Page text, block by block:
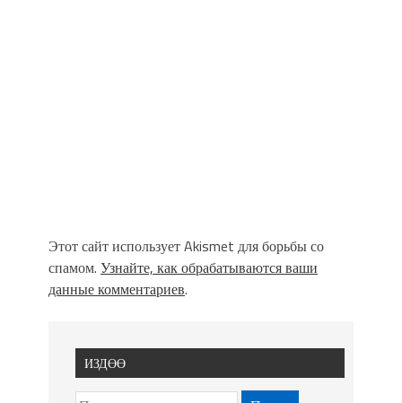
Этот сайт использует Akismet для борьбы со
спамом. Узнайте, как обрабатываются ваши
данные комментариев.
ИЗДӨӨ